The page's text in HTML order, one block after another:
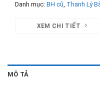
Danh mục: BH cũ, Thanh Lý
XEM CHI TIẾT
MÔ TẢ